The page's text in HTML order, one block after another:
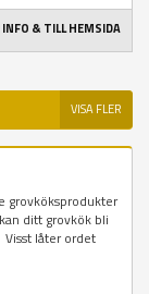
INFO & TILL HEMSIDA
VISA FLER
grovköksprodukter
ditt grovkök bli
låter ordet